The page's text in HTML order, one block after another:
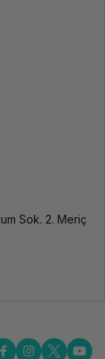
Sok. 2. Meriç